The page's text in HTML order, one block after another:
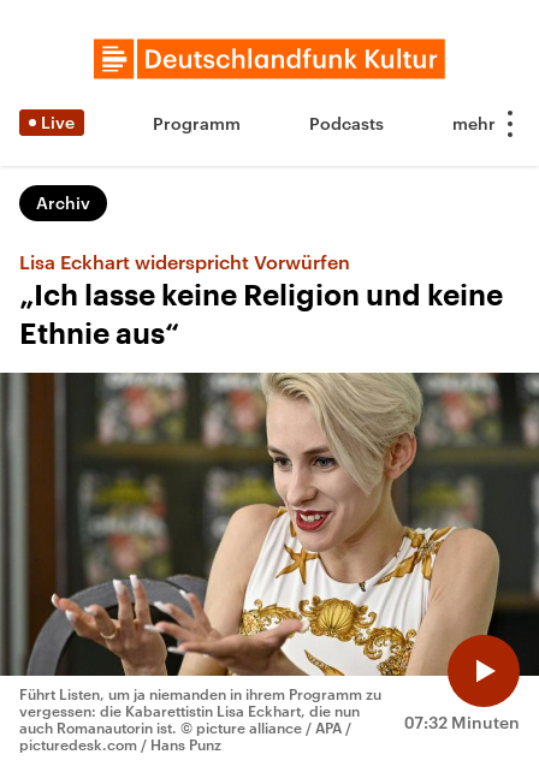
Live Programm Podcasts
Archiv
Lisa Eckhart widerspricht Vorwürfen
„Ich lasse keine Religion und keine
Ethnie aus“
07:32 Minuten
Führt Listen, um ja niemanden in ihrem Programm zu
vergessen: die Kabarettistin Lisa Eckhart, die nun
auch Romanautorin ist. © picture alliance / APA /
picturedesk.com / Hans Punz